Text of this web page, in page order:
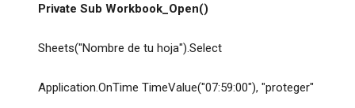
Private Sub Workbook_Open()
Sheets("Nombre de tu hoja").Select
Application.OnTime TimeValue("07:59:00"), "proteger"